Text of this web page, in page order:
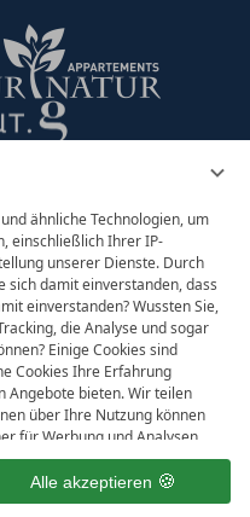
ähnliche Technologien, um
einschließlich Ihrer IP-
unserer Dienste. Durch
sich damit einverstanden, dass
einverstanden? Wussten Sie,
die Analyse und sogar
Einige Cookies sind
Cookies Ihre Erfahrung
Angebote bieten. Wir teilen
über Ihre Nutzung können
für Werbung und Analysen
der Daten erfolgt entweder mit
berechtigten Interesses, dem
widersprechen können.
Alle akzeptieren